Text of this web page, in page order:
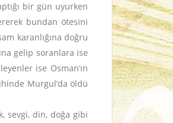
bir gün uyurken
bundan ötesini
karanlığına doğru
gelip soranlara ise
ise Osman’ın
Murgul’da öldü
sevgi, din, doğa gibi